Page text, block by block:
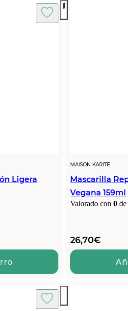
Ligera
MAISON KARITE
Mascarilla
Vegana 159ml
Valorado con 0
26,70€